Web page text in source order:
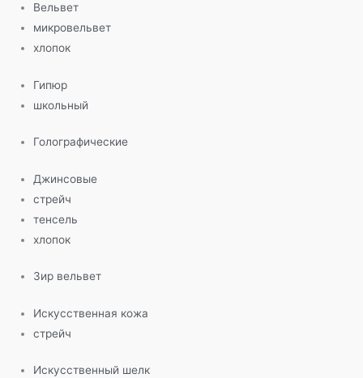
Вельвет
микровельвет
хлопок
Гипюр
школьный
Голографические
Джинсовые
стрейч
тенсель
хлопок
Зир вельвет
Искусственная кожа
стрейч
Искусственный шелк